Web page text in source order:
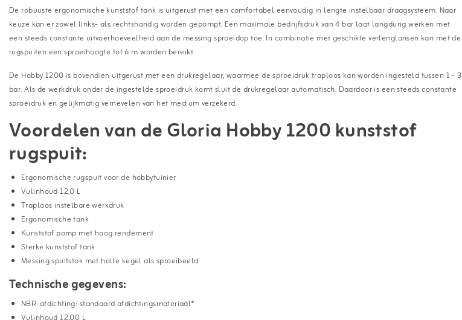
De robuuste ergonomische kunststof tank is uitgerust met een comfortabel eenvoudig in lengte instelbaar draagsysteem. Naar
keuze kan er zowel links- als rechtshandig worden gepompt. Een maximale bedrijfsdruk van 4 bar laat langdurig werken met
een steeds constante uitvoerhoeveelheid aan de messing sproeidop toe. In combinatie met geschikte verlenglansen kan met de
rugspuiten een sproeihoogte tot 6 m worden bereikt.
De Hobby 1200 is bovendien uitgerust met een drukregelaar, waarmee de sproeidruk traploos kan worden ingesteld tussen 1 - 3
bar. Als de werkdruk onder de ingestelde sproeidruk komt sluit de drukregelaar automatisch. Daardoor is een steeds constante
sproeidruk en gelijkmatig vernevelen van het medium verzekerd.
Voordelen van de Gloria Hobby 1200 kunststof
rugspuit:
Ergonomische rugspuit voor de hobbytuinier
Vulinhoud 12,0 L
Traploos instelbare werkdruk
Ergonomische tank
Kunststof pomp met hoog rendement
Sterke kunststof tank
Messing spuitstok met holle kegel als sproeibeeld
Technische gegevens:
NBR-afdichting: standaard afdichtingsmateriaal*